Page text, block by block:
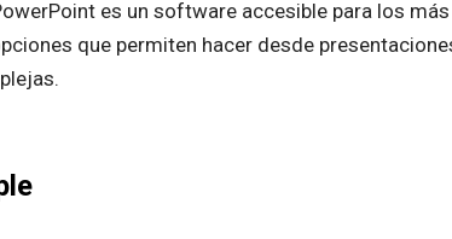
es un software accesible para los
que permiten hacer desde